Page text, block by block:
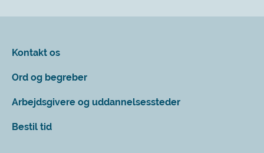
Kontakt os
Ord og begreber
Arbejdsgivere og uddannelsessteder
Bestil tid